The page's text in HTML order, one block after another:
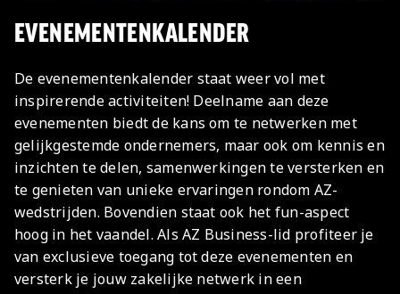
EVENEMENTENKALENDER
De evenementenkalender staat weer vol met
inspirerende activiteiten! Deelname aan deze
evenementen biedt de kans om te netwerken met
gelijkgestemde ondernemers, maar ook om kennis en
inzichten te delen, samenwerkingen te versterken en
te genieten van unieke ervaringen rondom AZ-
wedstrijden. Bovendien staat ook het fun-aspect
hoog in het vaandel. Als AZ Business-lid profiteer je
van exclusieve toegang tot deze evenementen en
versterk je jouw zakelijke netwerk in een